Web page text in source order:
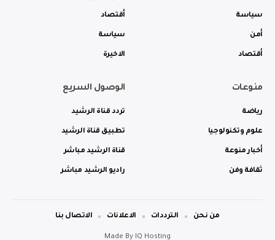
سياسة
أمن
أقتصاد
أقتصاد
سياسة
الاخيرة
منوعات
رياضة
علوم وتكنولوجيا
أخبار منوعة
ثقافة وفن
الوصول السريع
تردد قناة الرشيد
تطبيق قناة الرشيد
قناة الرشيد مباشر
راديو الرشيد مباشر
Made By IQ Hosting
من نحن الترددات الاعلانات الاتصال بنا